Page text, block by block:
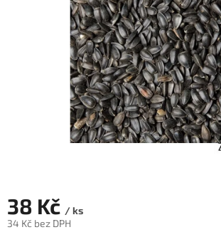
38 Kč / ks
34 Kč bez DPH